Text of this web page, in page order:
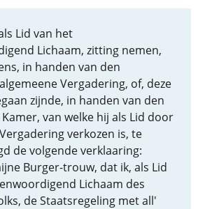
Lid van het
Lichaam, zitting nemen,
in handen van den
Vergadering, of, deze
zijnde, in handen van den
van welke hij als Lid door
verkozen is, te
de volgende verklaaring:
Burger-trouw, dat ik, als Lid
Lichaam des
de Staatsregeling met all'